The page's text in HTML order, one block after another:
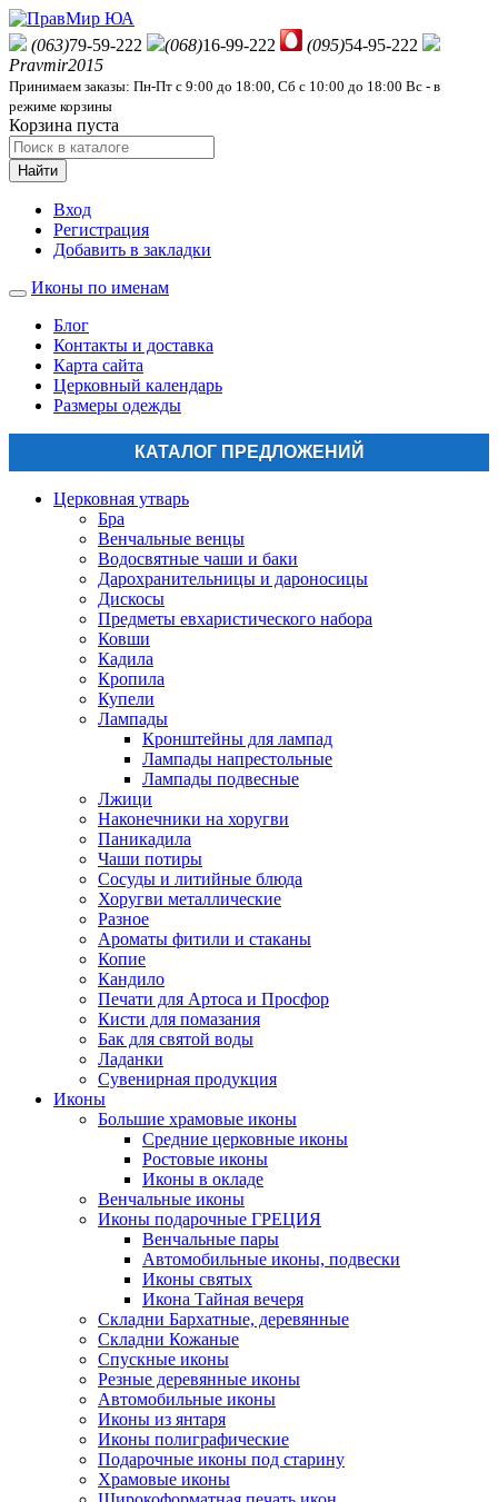
(063)79-59-222 (068)16-99-222 (095)54-95-222
Pravmir2015
Принимаем заказы: Пн-Пт с 9:00 до 18:00, Сб с 10:00 до 18:00 Вс - в
режиме корзины
Корзина пуста
Найти
Вход
Регистрация
Добавить в закладки
Иконы по именам
Блог
Контакты и доставка
Карта сайта
Церковный календарь
Размеры одежды
КАТАЛОГ ПРЕДЛОЖЕНИЙ
Церковная утварь
Бра
Венчальные венцы
Водосвятные чаши и баки
Дарохранительницы и дароносицы
Дискосы
Предметы евхаристического набора
Ковши
Кадила
Кропила
Купели
Лампады
Кронштейны для лампад
Лампады напрестольные
Лампады подвесные
Лжици
Наконечники на хоругви
Паникадила
Чаши потиры
Сосуды и литийные блюда
Хоругви металлические
Разное
Ароматы фитили и стаканы
Копие
Кандило
Печати для Артоса и Просфор
Кисти для помазания
Бак для святой воды
Ладанки
Сувенирная продукция
Иконы
Большие храмовые иконы
Средние церковные иконы
Ростовые иконы
Иконы в окладе
Венчальные иконы
Иконы подарочные ГРЕЦИЯ
Венчальные пары
Автомобильные иконы, подвески
Иконы святых
Икона Тайная вечеря
Складни Бархатные, деревянные
Складни Кожаные
Спускные иконы
Резные деревянные иконы
Автомобильные иконы
Иконы из янтаря
Иконы полиграфические
Подарочные иконы под старину
Храмовые иконы